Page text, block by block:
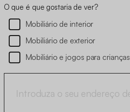
O que é que gostaria de ver?
Mobiliário de interior
Mobiliário de exterior
Mobiliário e jogos para crianças